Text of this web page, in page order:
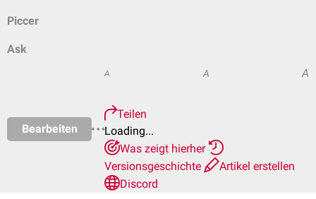
Piccer
Ask
Bearbeiten
A A A
Teilen
Loading...
Was zeigt hierher
Versionsgeschichte
Artikel erstellen
Discord